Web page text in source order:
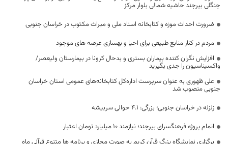
جنگلی بیرجند حاشیه شمالی بلوار مرکز
ضرورت احداث موزه و کتابخانه اسناد ملی و میراث مکتوب در خراسان جنوبی
مردم در کنار منابع طبیعی برای احیا و بهسازی عرصه های موجود
افزایش نگران کننده بیماران بستری و بدحال کرونا در بیمارستان ولیعصر/
واکسیناسیون را جدی بگیرید
علی ظهوری به عنوان سرپرست اداره‌کل کتابخانه‌های عمومی استان خراسان
جنوبی منصوب شد
زلزله در خراسان جنوبی؛ بزرگی: 4.1 حوالی سربيشه
اتمام پروژه فرهنگسرای بیرجند؛ نیازمند 10 میلیارد تومان اعتبار